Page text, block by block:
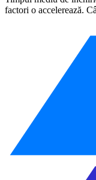
factori o accelerează.